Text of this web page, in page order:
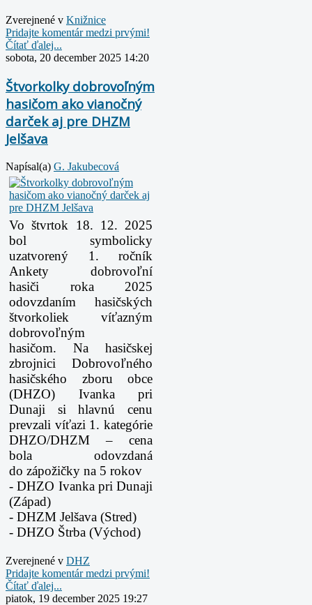
Zverejnené v Knižnice
Pridajte komentár medzi prvými!
Čítať ďalej...
sobota, 20 december 2025 14:20
Štvorkolky dobrovoľným
hasičom ako vianočný
darček aj pre DHZM
Jelšava
Napísal(a) G. Jakubecová
Vo štvrtok 18. 12. 2025
bol symbolicky
uzatvorený 1. ročník
Ankety dobrovoľní
hasiči roka 2025
odovzdaním hasičských
štvorkoliek víťazným
dobrovoľným
hasičom. Na hasičskej
zbrojnici Dobrovoľného
hasičského zboru obce
(DHZO) Ivanka pri
Dunaji si hlavnú cenu
prevzali víťazi 1. kategórie
DHZO/DHZM – cena
bola odovzdaná
do zápožičky na 5 rokov
- DHZO Ivanka pri Dunaji
(Západ)
- DHZM Jelšava (Stred)
- DHZO Štrba (Východ)
Zverejnené v DHZ
Pridajte komentár medzi prvými!
Čítať ďalej...
piatok, 19 december 2025 19:27